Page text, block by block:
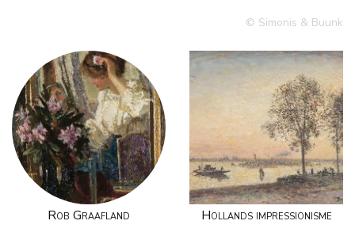
© Simonis & Buunk
Rob Graafland Hollands impressionisme